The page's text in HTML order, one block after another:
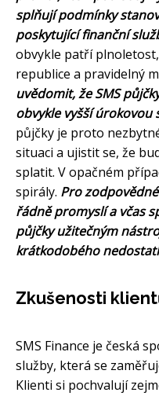
splňují podmínky
poskytující finanční
obvykle patří
republice a pravidelný
uvědomit, že SMS
obvykle vyšší úrokovou
půjčky je proto
situaci a ujistit se, že
splatit. V opačném
spirály. Pro
řádně promyslí a včas
půjčky užitečným
krátkodobého
Zkušenosti
SMS Finance je česká
služby, která se
Klienti si pochvalují